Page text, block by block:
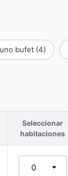
bufet (4)
Seleccionar
habitaciones
0